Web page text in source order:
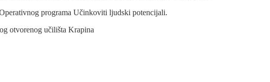
programa Učinkoviti ljudski potencijali.
otvorenog učilišta Krapina